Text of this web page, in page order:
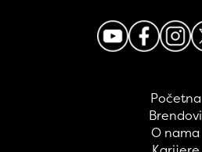
Početna
Brendovi
O nama